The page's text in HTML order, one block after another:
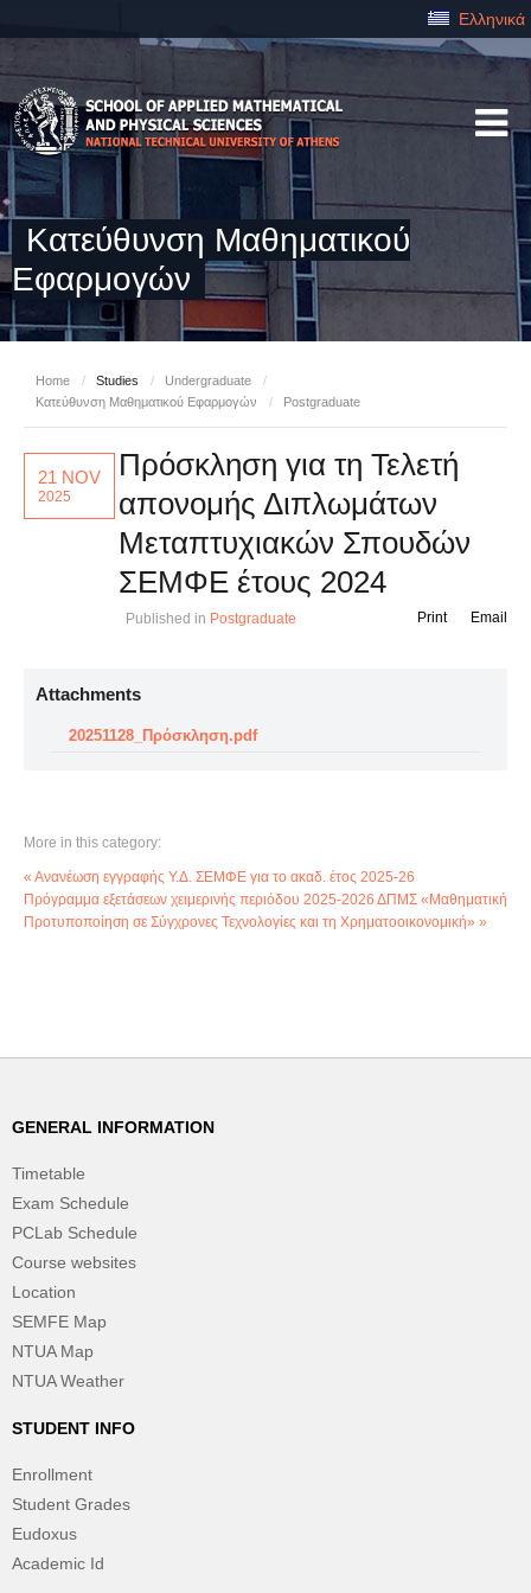
Ελληνικά
Κατεύθυνση Μαθηματικού
Εφαρμογών
Home / Studies / Undergraduate
/
Κατεύθυνση Μαθηματικού Εφαρμογών
/ Postgraduate
21 NOV
2025
Πρόσκληση για τη Τελετή
απονομής Διπλωμάτων
Μεταπτυχιακών Σπουδών
ΣΕΜΦΕ έτους 2024
Published in Postgraduate Email
Print
Attachments
20251128_Πρόσκληση.pdf
More in this category:
« Ανανέωση εγγραφής Υ.Δ. ΣΕΜΦΕ για το ακαδ. έτος 2025-26
Πρόγραμμα εξετάσεων χειμερινής περιόδου 2025-2026 ΔΠΜΣ «Μαθηματική
Προτυποποίηση σε Σύγχρονες Τεχνολογίες και τη Χρηματοοικονομική» »
GENERAL INFORMATION
Timetable
Exam Schedule
PCLab Schedule
Course websites
Location
SEMFE Map
NTUA Map
NTUA Weather
STUDENT INFO
Enrollment
Student Grades
Eudoxus
Academic Id